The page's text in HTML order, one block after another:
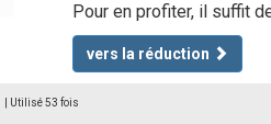
Pour en profiter, il suffit
vers la réduction
| Utilisé 53 fois